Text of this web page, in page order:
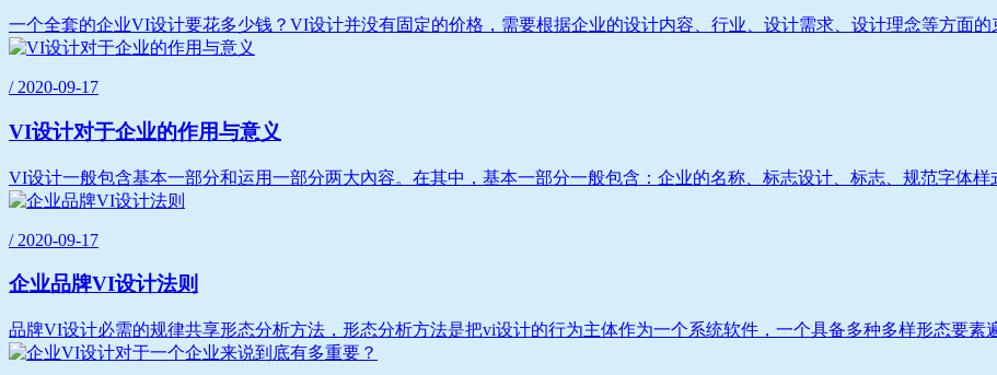
一个全套的企业VI设计要花多少钱？VI设计并没有固定的价格，需要根据企业的设计内容、行业、设计需求、设计理念等方面的
/ 2020-09-17
VI设计对于企业的作用与意义
VI设计一般包含基本一部分和运用一部分两大內容。在其中，基本一部分一般包含：企业的名称、标志设计、标志、规范字体样
/ 2020-09-17
企业品牌VI设计法则
品牌VI设计必需的规律共享形态分析方法，形态分析方法是把vi设计的行为主体作为一个系统软件，一个具备多种多样形态要素